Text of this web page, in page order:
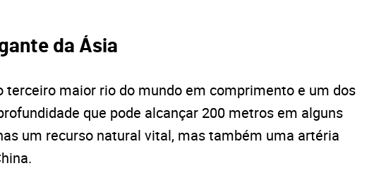
da Ásia
terceiro maior rio do mundo em comprimento e um dos
que pode alcançar 200 metros em alguns
um recurso natural vital, mas também uma artéria